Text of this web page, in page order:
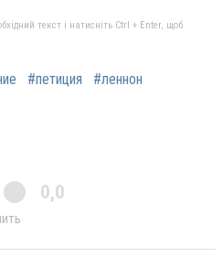
текст і натисніть Ctrl + Enter, щоб
#петиция #леннон
0,0